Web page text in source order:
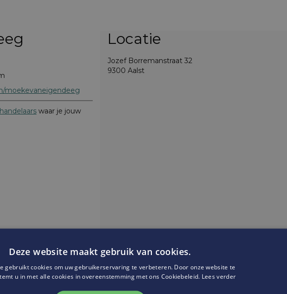
moekevaneigendeeg
waar je jouw
Locatie
Jozef Borremanstraat 32
9300 Aalst
Website:https://www.facebook.com/
Deze website maakt gebruik van cookies.
gebruikt cookies om uw gebruikerservaring te verbeteren. Door onze website te
u in met alle cookies in overeenstemming met ons Cookiebeleid. Lees verder